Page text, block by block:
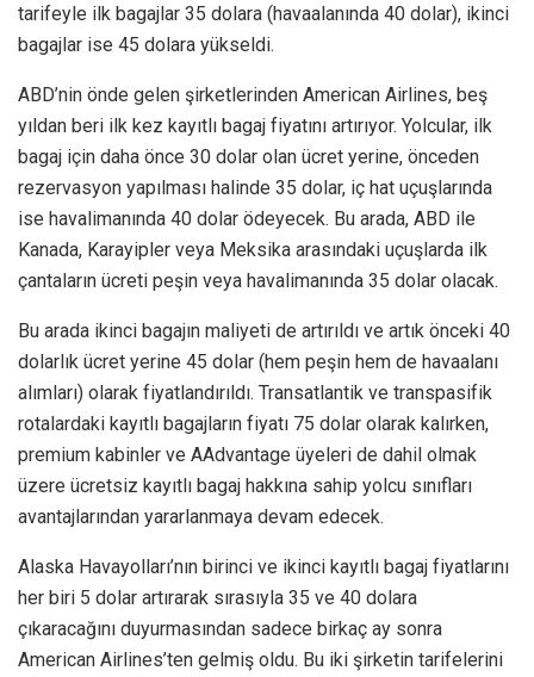
tarifeyle ilk bagajlar 35 dolara (havaalanında 40 dolar), ikinci
bagajlar ise 45 dolara yükseldi.
ABD’nin önde gelen şirketlerinden American Airlines, beş
yıldan beri ilk kez kayıtlı bagaj fiyatını artırıyor. Yolcular, ilk
bagaj için daha önce 30 dolar olan ücret yerine, önceden
rezervasyon yapılması halinde 35 dolar, iç hat uçuşlarında
ise havalimanında 40 dolar ödeyecek. Bu arada, ABD ile
Kanada, Karayipler veya Meksika arasındaki uçuşlarda ilk
çantaların ücreti peşin veya havalimanında 35 dolar olacak.
Bu arada ikinci bagajın maliyeti de artırıldı ve artık önceki 40
dolarlık ücret yerine 45 dolar (hem peşin hem de havaalanı
alımları) olarak fiyatlandırıldı. Transatlantik ve transpasifik
rotalardaki kayıtlı bagajların fiyatı 75 dolar olarak kalırken,
premium kabinler ve AAdvantage üyeleri de dahil olmak
üzere ücretsiz kayıtlı bagaj hakkına sahip yolcu sınıfları
avantajlarından yararlanmaya devam edecek.
Alaska Havayolları’nın birinci ve ikinci kayıtlı bagaj fiyatlarını
her biri 5 dolar artırarak sırasıyla 35 ve 40 dolara
çıkaracağını duyurmasından sadece birkaç ay sonra
American Airlines’ten gelmiş oldu. Bu iki şirketin tarifelerini